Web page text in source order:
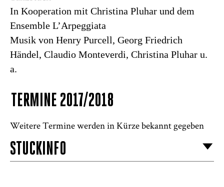
In Kooperation mit Christina Pluhar und dem
Ensemble L’Arpeggiata
Musik von Henry Purcell, Georg Friedrich
Händel, Claudio Monteverdi, Christina Pluhar u.
a.
TERMINE 2017/2018
Weitere Termine werden in Kürze bekannt gegeben
STÜCKINFO